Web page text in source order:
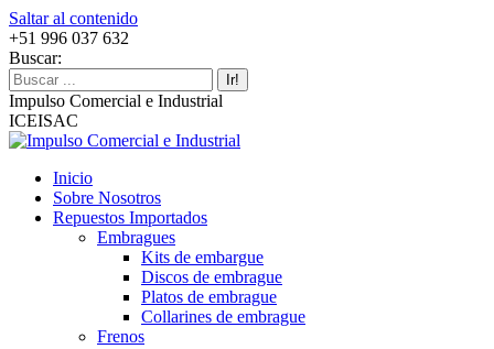
Saltar al contenido
+51 996 037 632
Buscar:
Impulso Comercial e Industrial
ICEISAC
Inicio
Sobre Nosotros
Repuestos Importados
Embragues
Kits de embargue
Discos de embrague
Platos de embrague
Collarines de embrague
Frenos